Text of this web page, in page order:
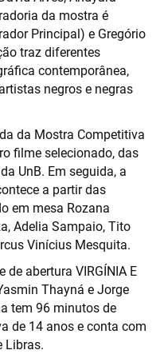
da mostra é
Principal) e Gregório
traz diferentes
contemporânea,
negros e negras
da Mostra Competitiva
filme selecionado, das
UnB. Em seguida, a
a partir das
em mesa Rozana
Adelia Sampaio, Tito
Vinícius Mesquita.
abertura VIRGÍNIA E
Thayná e Jorge
tem 96 minutos de
de 14 anos e conta com
Libras.